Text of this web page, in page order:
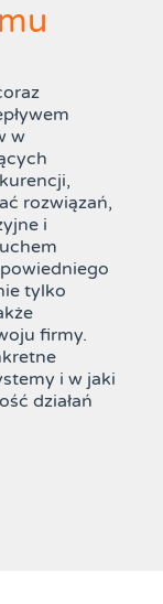
w
rozwiązań,
i
tylko
firmy.
i w jaki
działań